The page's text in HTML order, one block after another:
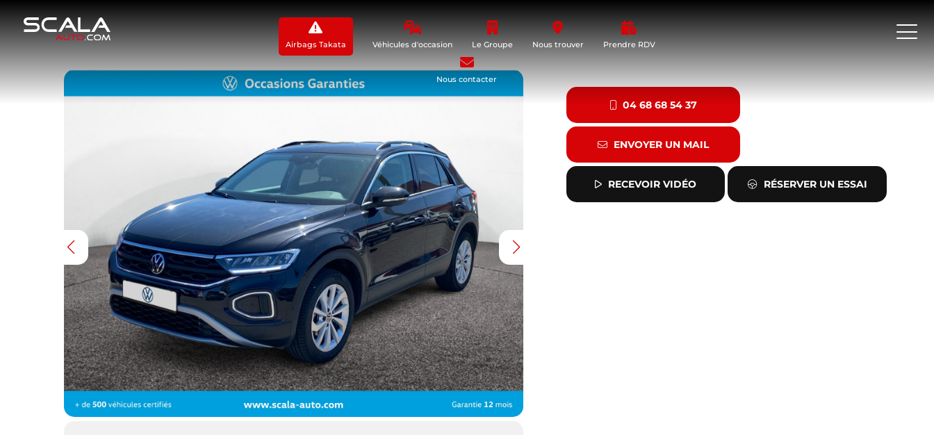
Airbags Takata Véhicules d'occasion Le Groupe Nous trouver Prendre RDV
Nous contacter
04 68 68 54 37
ENVOYER UN MAIL
RECEVOIR VIDÉO RÉSERVER UN ESSAI